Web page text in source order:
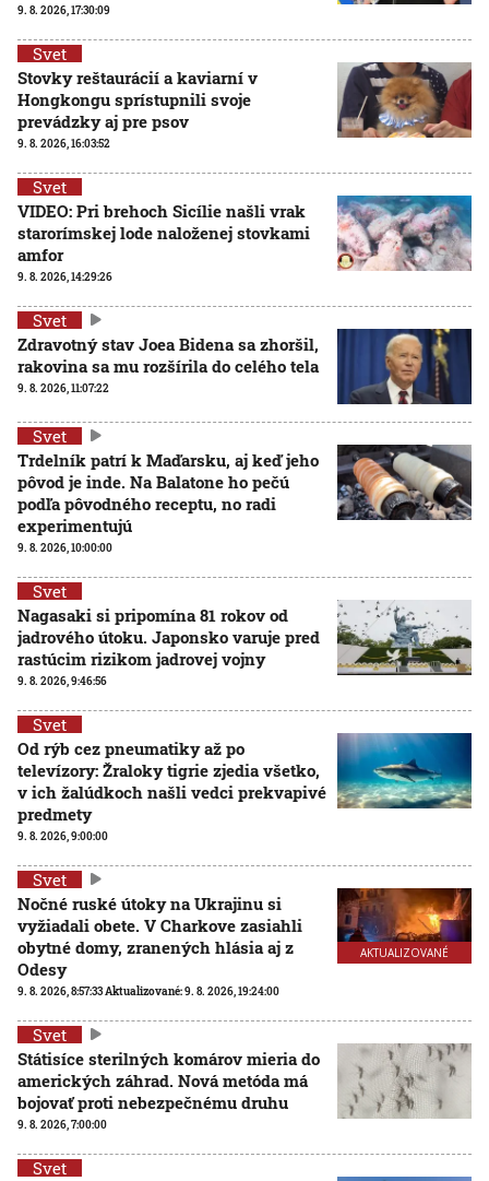
9. 8. 2026, 17:30:09
Svet
Stovky reštaurácií a kaviarní v
Hongkongu sprístupnili svoje
prevádzky aj pre psov
9. 8. 2026, 16:03:52
Svet
VIDEO: Pri brehoch Sicílie našli vrak
starorímskej lode naloženej stovkami
amfor
9. 8. 2026, 14:29:26
Svet
Zdravotný stav Joea Bidena sa zhoršil,
rakovina sa mu rozšírila do celého tela
9. 8. 2026, 11:07:22
Svet
Trdelník patrí k Maďarsku, aj keď jeho
pôvod je inde. Na Balatone ho pečú
podľa pôvodného receptu, no radi
experimentujú
9. 8. 2026, 10:00:00
Svet
Nagasaki si pripomína 81 rokov od
jadrového útoku. Japonsko varuje pred
rastúcim rizikom jadrovej vojny
9. 8. 2026, 9:46:56
Svet
Od rýb cez pneumatiky až po
televízory: Žraloky tigrie zjedia všetko,
v ich žalúdkoch našli vedci prekvapivé
predmety
9. 8. 2026, 9:00:00
AKTUALIZOVANÉ
Svet
Nočné ruské útoky na Ukrajinu si
vyžiadali obete. V Charkove zasiahli
obytné domy, zranených hlásia aj z
Odesy
9. 8. 2026, 8:57:33Aktualizované:9. 8. 2026, 19:24:00
Svet
Státisíce sterilných komárov mieria do
amerických záhrad. Nová metóda má
bojovať proti nebezpečnému druhu
9. 8. 2026, 7:00:00
Svet